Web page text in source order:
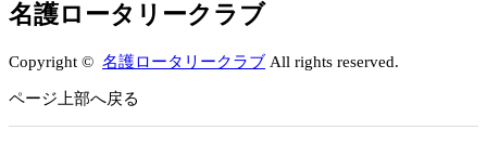
名護ロータリークラブ
Copyright © 名護ロータリークラブ All rights reserved.
ページ上部へ戻る